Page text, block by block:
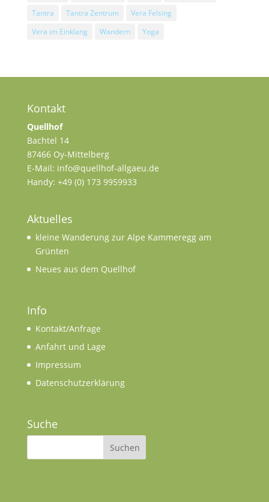
Tantra
Tantra Zentrum
Vera Felsing
Vera im Einklang
Wandern Yoga
Kontakt
Quellhof
Bachtel 14
87466 Oy-Mittelberg
E-Mail: info@quellhof-allgaeu.de
Handy: +49 (0) 173 9959933
Aktuelles
kleine Wanderung zur Alpe Kammeregg am
Grünten
Neues aus dem Quellhof
Info
Kontakt/Anfrage
Anfahrt und Lage
Impressum
Datenschutzerklärung
Suche